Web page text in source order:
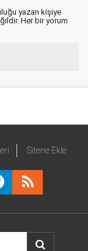
yazan kişiye
Her bir yorum
Sitene Ekle